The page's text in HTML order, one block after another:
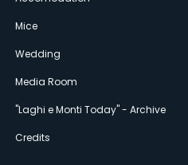
Mice
Wedding
Media Room
"Laghi e Monti Today" - Archive
Credits